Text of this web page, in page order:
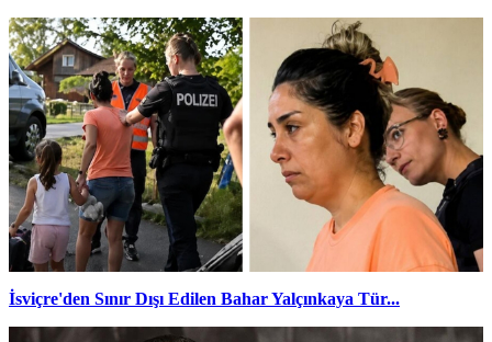
İsviçre'den Sınır Dışı Edilen Bahar Yalçınkaya Tür...